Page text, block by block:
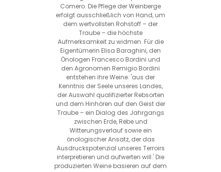
Comero. Die Pflege der Weinberge
erfolgt ausschließlich von Hand, um
dem wertvollsten Rohstoff – der
Traube – die höchste
Aufmerksamkeit zu widmen. Für die
Eigentümerin Elisa Baraghini, den
Önologen Francesco Bordini und
den Agronomen Remigio Bordini
entstehen ihre Weine: 'aus der
Kenntnis der Seele unseres Landes,
der Auswahl qualifizierter Rebsorten
und dem Hinhören auf den Geist der
Traube – ein Dialog des Jahrgangs
zwischen Erde, Rebe und
Witterungsverlauf sowie ein
önologischer Ansatz, der das
Ausdruckspotenzial unseres Terroirs
interpretieren und aufwerten will.' Die
produzierten Weine basieren auf dem